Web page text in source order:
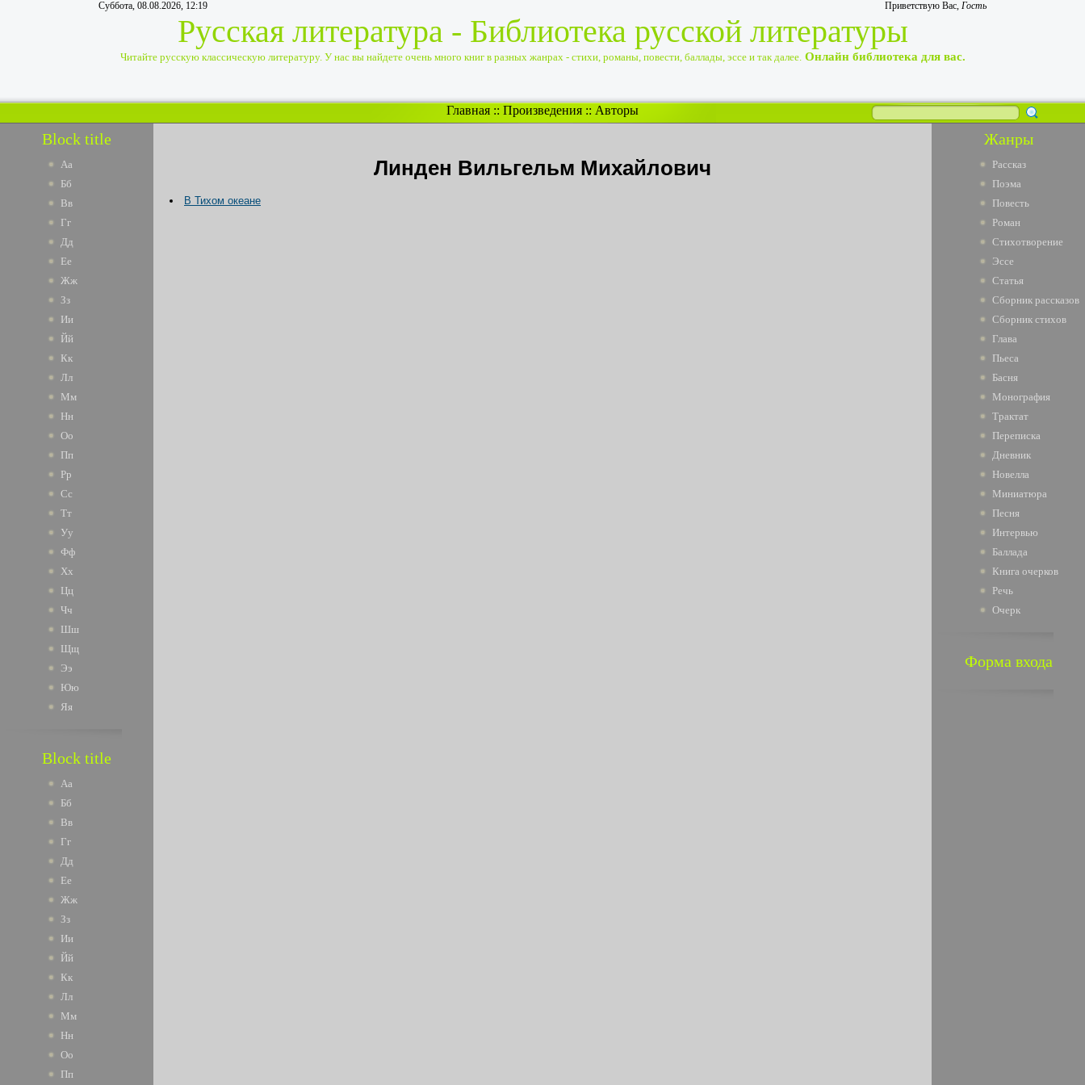
Суббота, 08.08.2026, 12:19 Приветствую Вас, Гость
Русская литература - Библиотека русской литературы
Читайте русскую классическую литературу. У нас вы найдете очень много книг в разных жанрах - стихи, романы, повести, баллады, эссе и так далее. Онлайн библиотека для вас.
Главная :: Произведения :: Авторы
Block title
Аа
Бб
Вв
Гг
Дд
Ее
Жж
Зз
Ии
Йй
Кк
Лл
Мм
Нн
Оо
Пп
Рр
Сс
Тт
Уу
Фф
Хх
Цц
Чч
Шш
Щщ
Ээ
Юю
Яя
Block title
Аа
Бб
Вв
Гг
Дд
Ее
Жж
Зз
Ии
Йй
Кк
Лл
Мм
Нн
Оо
Пп
Линден Вильгельм Михайлович
В Тихом океане
Жанры
Рассказ
Поэма
Повесть
Роман
Стихотворение
Эссе
Статья
Сборник рассказов
Сборник стихов
Глава
Пьеса
Басня
Монография
Трактат
Переписка
Дневник
Новелла
Миниатюра
Песня
Интервью
Баллада
Книга очерков
Речь
Очерк
Форма входа